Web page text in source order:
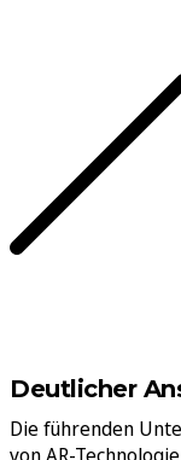
Deutlicher
Die führenden